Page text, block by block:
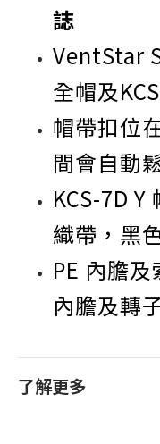
誌
VentStar
全帽及
帽帶扣位
間會自動
KCS-7D
織帶，黑
PE 內膽
內膽及轉
了解更多